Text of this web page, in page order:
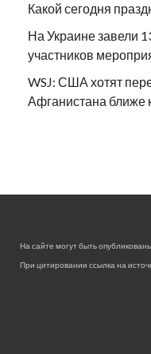
Какой сегодня
На Украине завели
участников
WSJ: США хотят
Афганистана ближе
На сайте могут быть
При цитировании ссылка на